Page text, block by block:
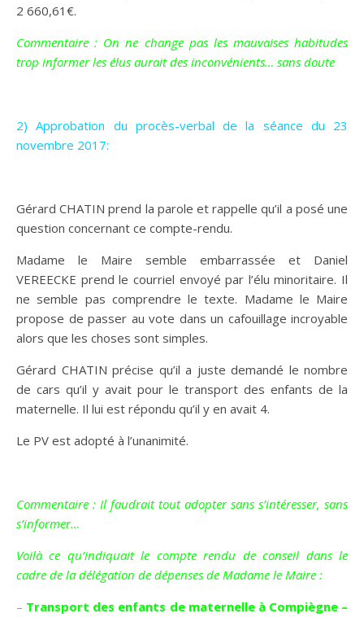
2 660,61€.
Commentaire : On ne change pas les mauvaises habitudes
trop informer les élus aurait des inconvénients… sans doute
2) Approbation du procès-verbal de la séance du 23
novembre 2017:
Gérard CHATIN prend la parole et rappelle qu’il a posé une
question concernant ce compte-rendu.
Madame le Maire semble embarrassée et Daniel
VEREECKE prend le courriel envoyé par l’élu minoritaire. Il
ne semble pas comprendre le texte. Madame le Maire
propose de passer au vote dans un cafouillage incroyable
alors que les choses sont simples.
Gérard CHATIN précise qu’il a juste demandé le nombre
de cars qu’il y avait pour le transport des enfants de la
maternelle. Il lui est répondu qu’il y en avait 4.
Le PV est adopté à l’unanimité.
Commentaire : Il faudrait tout adopter sans s’intéresser, sans
s’informer…
Voilà ce qu’indiquait le compte rendu de conseil dans le
cadre de la délégation de dépenses de Madame le Maire :
– Transport des enfants de maternelle à Compiègne –